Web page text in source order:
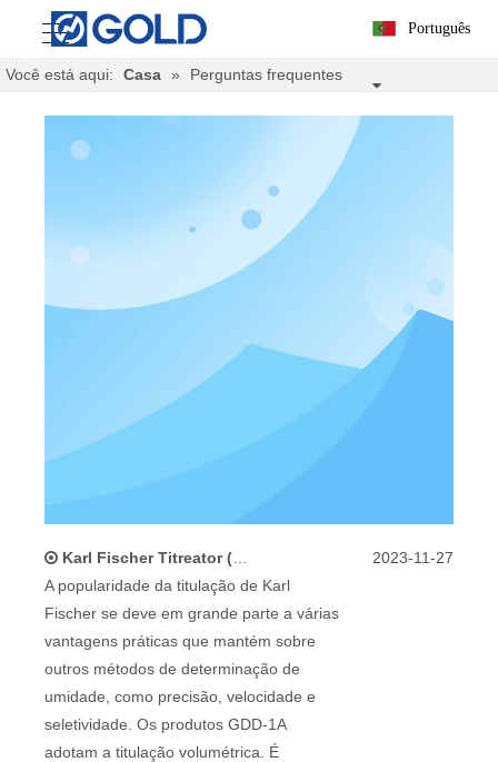
Português
Você está aqui: Casa » Perguntas frequentes
Karl Fischer Titreator (método volumétrico) Acessórios e manutenção padrão
A popularidade da titulação de Karl
Fischer se deve em grande parte a várias
vantagens práticas que mantém sobre
outros métodos de determinação de
umidade, como precisão, velocidade e
seletividade. Os produtos GDD-1A
adotam a titulação volumétrica. É
2023-11-27